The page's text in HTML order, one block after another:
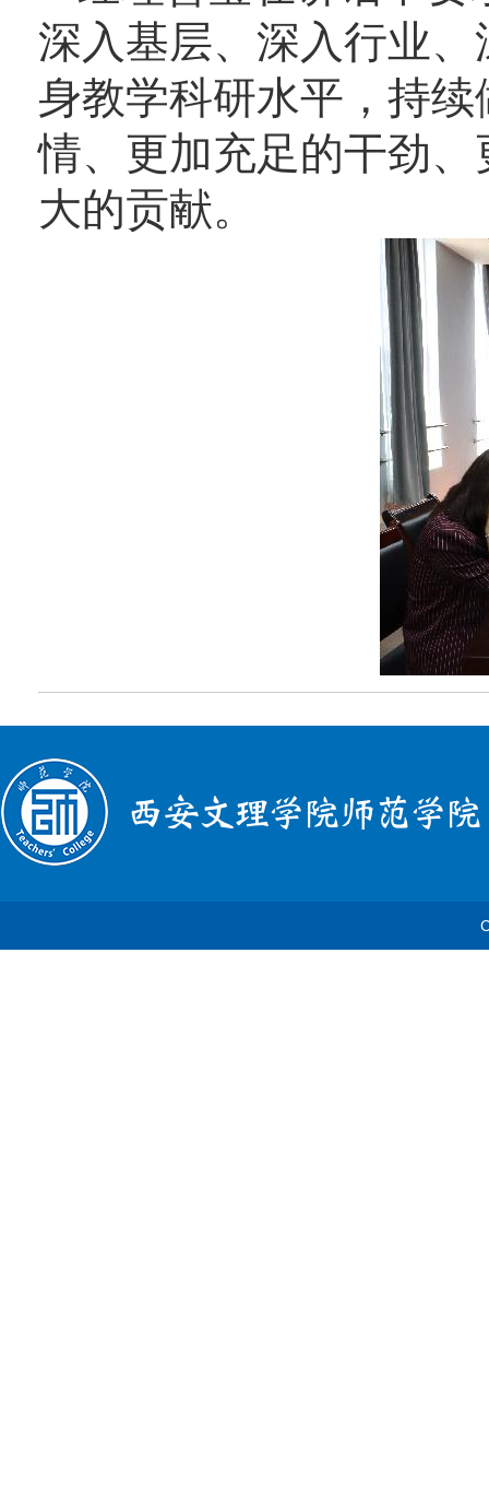
深入基层、深入行业
身教学科研水平，持
情、更加充足的干劲
大的贡献。